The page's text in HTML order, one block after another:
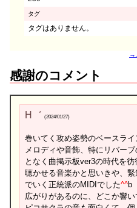
タグ
タグはありません。
→
感謝のコメント
H゛ (2024/01/27)
巻いてく攻め姿勢のベースラ
メロディや音飾、特にリバー
となく曲掲示板ver3の時代を彷
聴かせる音楽かと思いきや、
でいく正統派のMIDIでした^^b
広がりがあるのに、どこか響